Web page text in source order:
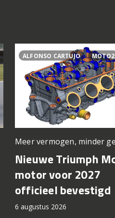
ALFONSO CARTUJO MOTO2
Meer vermogen, minder
Nieuwe Triumph
motor voor 2027
officieel bevestigd
6 augustus 2026